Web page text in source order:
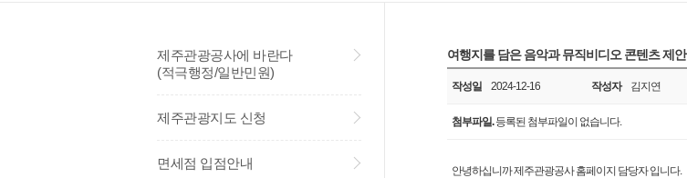
제주관광공사에 바란다
(적극행정/일반민원)
제주관광지도 신청
면세점 입점안내
여행지를 담은 음악과 뮤직비디오 콘텐츠 제안
작성일 2024-12-16 작성자 김지연
첨부파일.등록된 첨부파일이 없습니다.
안녕하십니까 제주관광공사 홈페이지 담당자 입니다.